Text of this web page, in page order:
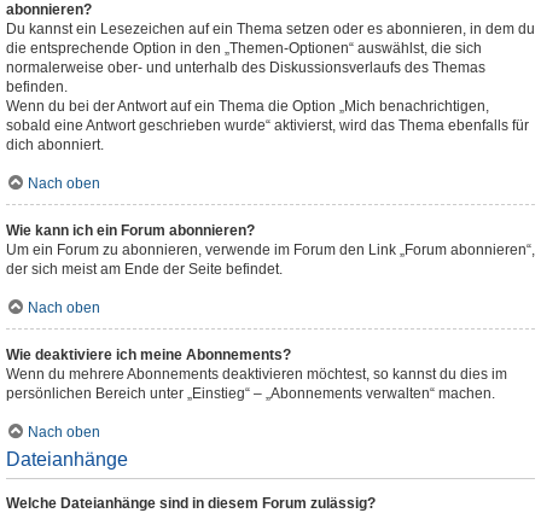
abonnieren?
Du kannst ein Lesezeichen auf ein Thema setzen oder es abonnieren, in dem du
die entsprechende Option in den „Themen-Optionen“ auswählst, die sich
normalerweise ober- und unterhalb des Diskussionsverlaufs des Themas
befinden.
Wenn du bei der Antwort auf ein Thema die Option „Mich benachrichtigen,
sobald eine Antwort geschrieben wurde“ aktivierst, wird das Thema ebenfalls für
dich abonniert.
Nach oben
Wie kann ich ein Forum abonnieren?
Um ein Forum zu abonnieren, verwende im Forum den Link „Forum abonnieren“,
der sich meist am Ende der Seite befindet.
Nach oben
Wie deaktiviere ich meine Abonnements?
Wenn du mehrere Abonnements deaktivieren möchtest, so kannst du dies im
persönlichen Bereich unter „Einstieg“ – „Abonnements verwalten“ machen.
Nach oben
Dateianhänge
Welche Dateianhänge sind in diesem Forum zulässig?